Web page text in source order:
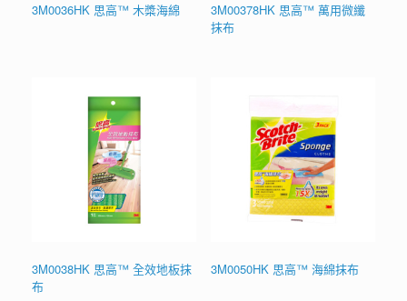
3M0036HK 思高™ 木槳海綿
3M00378HK 思高™ 萬用微纖
抹布
3M0038HK 思高™ 全效地板抹
布
3M0050HK 思高™ 海綿抹布